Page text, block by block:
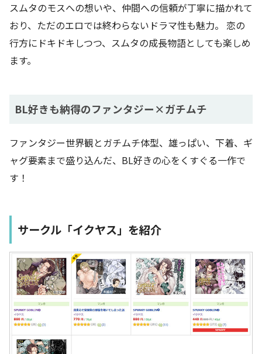
スムタのモスへの想いや、仲間への信頼が丁寧に描かれて
おり、ただのエロでは終わらないドラマ性も魅力。 恋の
行方にドキドキしつつ、スムタの成長物語としても楽しめ
ます。
BL好きも納得のファンタジー×ガチムチ
ファンタジー世界観とガチムチ体型、雄っぱい、下着、ギ
ャグ要素まで盛り込んだ、BL好きの心をくすぐる一作で
す！
サークル「イクヤス」を紹介